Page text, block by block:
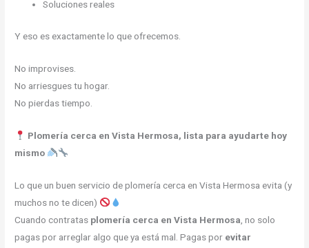
Soluciones reales
Y eso es exactamente lo que ofrecemos.
No improvises.
No arriesgues tu hogar.
No pierdas tiempo.
Plomería cerca en Vista Hermosa, lista para ayudarte hoy
mismo
Lo que un buen servicio de plomería cerca en Vista Hermosa evita (y
muchos no te dicen)
Cuando contratas plomería cerca en Vista Hermosa , no solo
pagas por arreglar algo que ya está mal. Pagas por evitar